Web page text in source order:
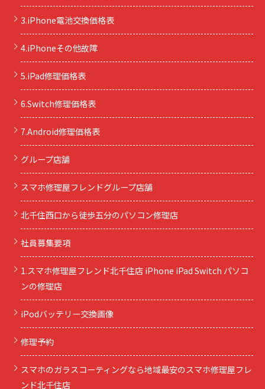
3.iPhone電池交換価格表
4.iPhoneその他故障
5.iPad修理価格表
6.Switch修理価格表
7.Android修理価格表
グループ店舗
スマホ修理屋フレンドグループ店舗
北千住西口から徒歩五分のパソコン修理店
社員募集要項
1.スマホ修理屋フレンド北千住店 iPhone iPad Switch パソコ
ンの修理店
iPodバッテリー交換画像
修理予約
スマホのガラスコーティングなら地域最安のスマホ修理屋フレ
ンド北千住店